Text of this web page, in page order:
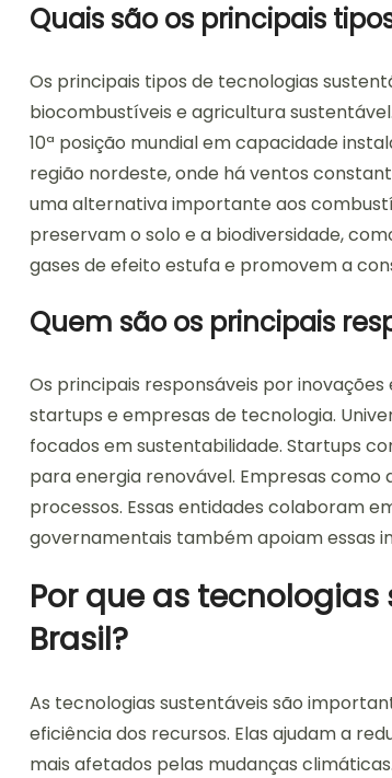
Quais são os principais
Os principais tipos de tecnologias
biocombustíveis e agricultura
10ª posição mundial em capacidade
região nordeste, onde há ventos
uma alternativa importante aos
preservam o solo e a biodiversidade,
gases de efeito estufa e promovem a
Quem são os principais
Os principais responsáveis por
startups e empresas de tecnologia.
focados em sustentabilidade. Startups
para energia renovável. Empresas
processos. Essas entidades colaboram
governamentais também apoiam essas
Por que as
Brasil?
As tecnologias sustentáveis são
eficiência dos recursos. Elas ajudam a
mais afetados pelas mudanças